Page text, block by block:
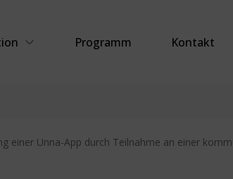
Programm Kontakt
einer Unna-App durch Teilnahme an einer